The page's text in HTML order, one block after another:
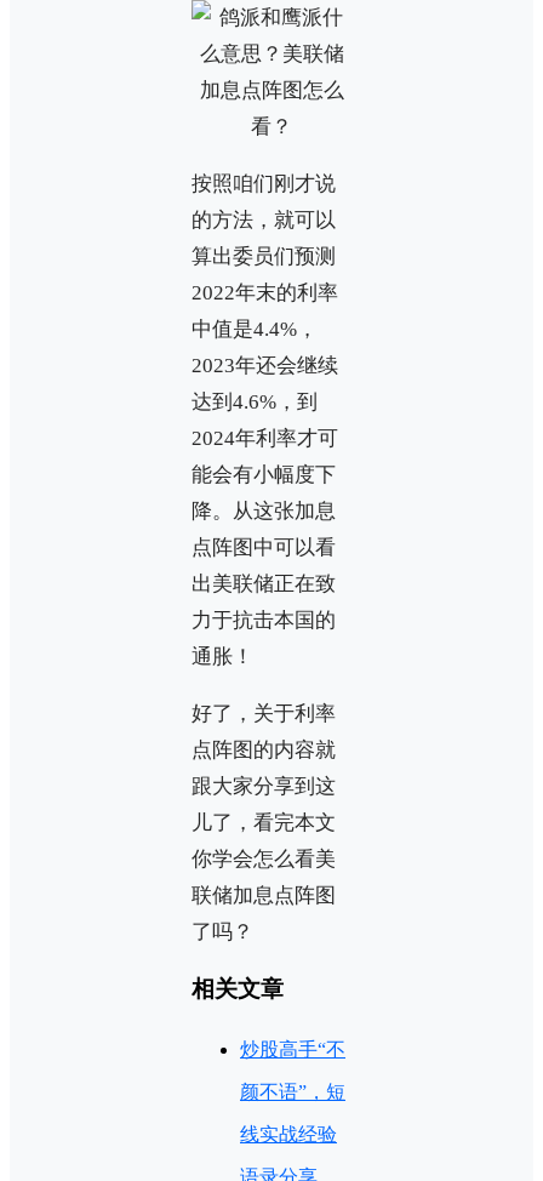
按照咱们刚才说
的方法，就可以
算出委员们预测
2022年末的利率
中值是4.4%，
2023年还会继续
达到4.6%，到
2024年利率才可
能会有小幅度下
降。从这张加息
点阵图中可以看
出美联储正在致
力于抗击本国的
通胀！
好了，关于利率
点阵图的内容就
跟大家分享到这
儿了，看完本文
你学会怎么看美
联储加息点阵图
了吗？
相关文章
炒股高手“不
颜不语”，短
线实战经验
语录分享